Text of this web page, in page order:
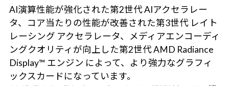
AI演算性能が強化された第2世代 AIアクセラレー
タ、コア当たりの性能が改善された第3世代 レイト
レーシング アクセラレータ、メディアエンコーディ
ングクオリティが向上した第2世代 AMD Radiance
Display™ エンジン によって、より強力なグラフィ
ックスカードになっています。